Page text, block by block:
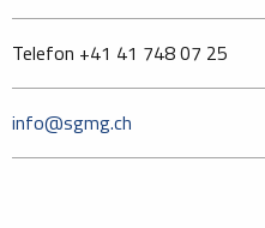
Telefon +41 41 748 07 25
info@sgmg.ch